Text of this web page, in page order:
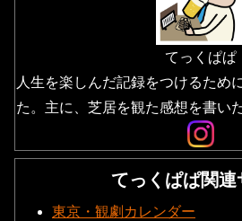
てっくぱぱ
人生を楽しんだ記録をつけるため
た。主に、芝居を観た感想を書い
てっくぱぱ関連
東京・観劇カレンダー